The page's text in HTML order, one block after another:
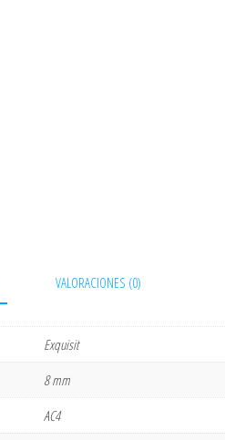
VALORACIONES (0)
Exquisit
8 mm
AC4